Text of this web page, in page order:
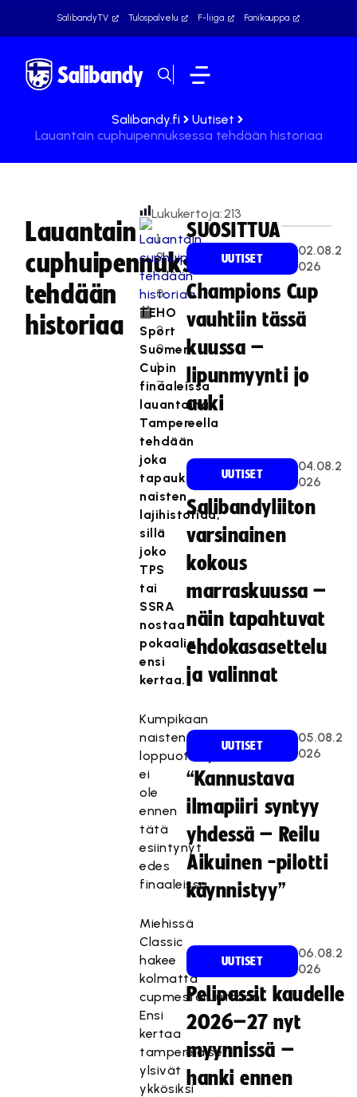
SalibandyTV Tulospalvelu F-liiga Fanikauppa
Salibandy.fi
Uutiset
Lauantain cuphuipennuksessa tehdään historiaa
Lauantain
cuphuipennuksessa
tehdään
historiaa
1
9
.
0
1.
2
0
1
7
Lukukertoja:213
TEHO
Sport
Suomen
Cupin
finaaleissa
lauantaina
Tampereella
tehdään
joka
tapauksessa
naisten
lajihistoriaa,
sillä
joko
TPS
tai
SSRA
nostaa
pokaalia
ensi
kertaa.
Kumpikaan
naisten
loppuottelijoista
ei
ole
ennen
tätä
esiintynyt
edes
finaaleissa.
Miehissä
Classic
hakee
kolmatta
cupmestaruuttaan.
Ensi
kertaa
tamperelaiset
ylsivät
ykkösiksi
SUOSITTUA
UUTISET
02.08.2
026
Champions Cup
vauhtiin tässä
kuussa –
lipunmyynti jo
auki
UUTISET
04.08.2
026
Salibandyliiton
varsinainen
kokous
marraskuussa –
näin tapahtuvat
ehdokasasettelu
ja valinnat
UUTISET
05.08.2
026
“Kannustava
ilmapiiri syntyy
yhdessä – Reilu
Aikuinen -pilotti
käynnistyy”
UUTISET
06.08.2
026
Pelipassit kaudelle
2026–27 nyt
myynnissä –
hanki ennen